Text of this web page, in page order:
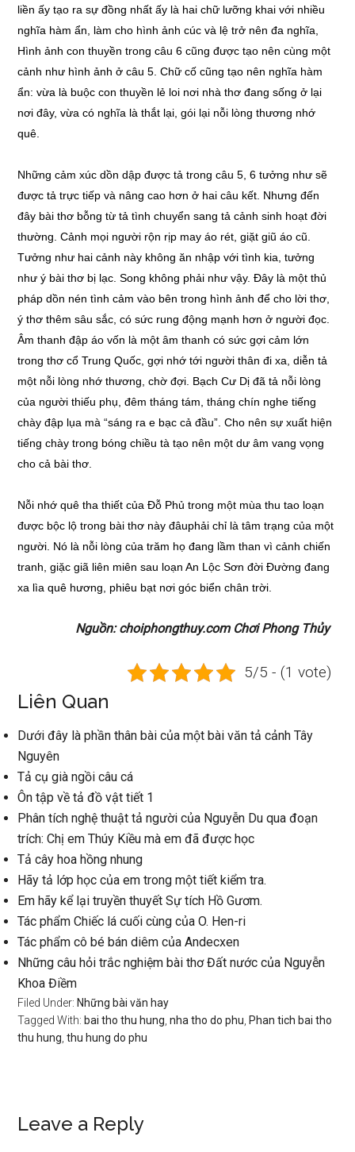
liền ấy tạo ra sự đồng nhất ấy là hai chữ lưỡng khai với nhiều
nghĩa hàm ẩn, làm cho hình ảnh cúc và lệ trở nên đa nghĩa,
Hình ảnh con thuyền trong câu 6 cũng được tạo nên cùng một
cảnh như hình ảnh ở câu 5. Chữ cố cũng tạo nên nghĩa hàm
ẩn: vừa là buộc con thuyền lẻ loi nơi nhà thơ đang sống ở lại
nơi đây, vừa có nghĩa là thắt lại, gói lại nỗi lòng thương nhớ
quê.
Những cảm xúc dồn dập được tả trong câu 5, 6 tưởng như sẽ
được tả trực tiếp và nâng cao hơn ở hai câu kết. Nhưng đến
đây bài thơ bỗng từ tả tình chuyển sang tả cảnh sinh hoạt đời
thường. Cảnh mọi người rộn rịp may áo rét, giặt giũ áo cũ.
Tưởng như hai cảnh này không ăn nhập với tình kia, tưởng
như ý bài thơ bị lạc. Song không phải như vậy. Đây là một thủ
pháp dồn nén tình cảm vào bên trong hình ảnh để cho lời thơ,
ý thơ thêm sâu sắc, có sức rung động mạnh hơn ở người đọc.
Âm thanh đập áo vốn là một âm thanh có sức gợi cảm lớn
trong thơ cổ Trung Quốc, gợi nhớ tới người thân đi xa, diễn tả
một nỗi lòng nhớ thương, chờ đợi. Bạch Cư Dị đã tả nỗi lòng
của người thiếu phụ, đêm tháng tám, tháng chín nghe tiếng
chày đập lụa mà “sáng ra e bạc cả đầu”. Cho nên sự xuất hiện
tiếng chày trong bóng chiều tà tạo nên một dư âm vang vọng
cho cả bài thơ.
Nỗi nhớ quê tha thiết của Đỗ Phủ trong một mùa thu tao loạn
được bộc lộ trong bài thơ này đâuphải chỉ là tâm trạng của một
người. Nó là nỗi lòng của trăm họ đang lầm than vì cảnh chiến
tranh, giặc giã liên miên sau loạn An Lộc Sơn đời Đường đang
xa lìa quê hương, phiêu bạt nơi góc biển chân trời.
Nguồn: choiphongthuy.com Chơi Phong Thủy
5/5 - (1 vote)
Liên Quan
Dưới đây là phần thân bài của một bài văn tả cảnh Tây
Nguyên
Tả cụ già ngồi câu cá
Ôn tập về tả đồ vật tiết 1
Phân tích nghệ thuật tả người của Nguyễn Du qua đoạn
trích: Chị em Thúy Kiều mà em đã được học
Tả cây hoa hồng nhung
Hãy tả lớp học của em trong một tiết kiểm tra.
Em hãy kể lại truyền thuyết Sự tích Hồ Gươm.
Tác phẩm Chiếc lá cuối cùng của O. Hen-ri
Tác phẩm cô bé bán diêm của Andecxen
Những câu hỏi trắc nghiệm bài thơ Đất nước của Nguyễn
Khoa Điềm
Filed Under: Những bài văn hay
Tagged With: bai tho thu hung ,nha tho do phu Phan tich bai tho
thu hung ,thu hung do phu
Reader
Leave a Reply